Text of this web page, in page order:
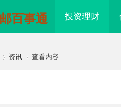
百事通 投资理财
资讯 查看内容